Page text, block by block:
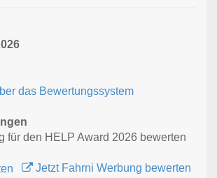
das Bewertungssystem
für den HELP Award 2026 bewerten
Jetzt Fahrni Werbung bewerten